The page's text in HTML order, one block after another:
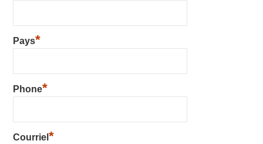
Pays*
Phone*
Courriel*